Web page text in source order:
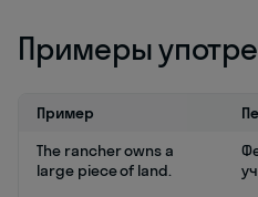
Примеры
Пример
The rancher owns a
large piece of land.